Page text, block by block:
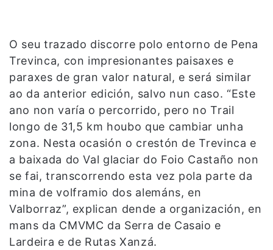
O seu trazado discorre polo entorno de Pena
Trevinca, con impresionantes paisaxes e
paraxes de gran valor natural, e será similar
ao da anterior edición, salvo nun caso. “Este
ano non varía o percorrido, pero no Trail
longo de 31,5 km houbo que cambiar unha
zona. Nesta ocasión o crestón de Trevinca e
a baixada do Val glaciar do Foio Castaño non
se fai, transcorrendo esta vez pola parte da
mina de volframio dos alemáns, en
Valborraz”, explican dende a organización, en
mans da CMVMC da Serra de Casaio e
Lardeira e de Rutas Xanzá.